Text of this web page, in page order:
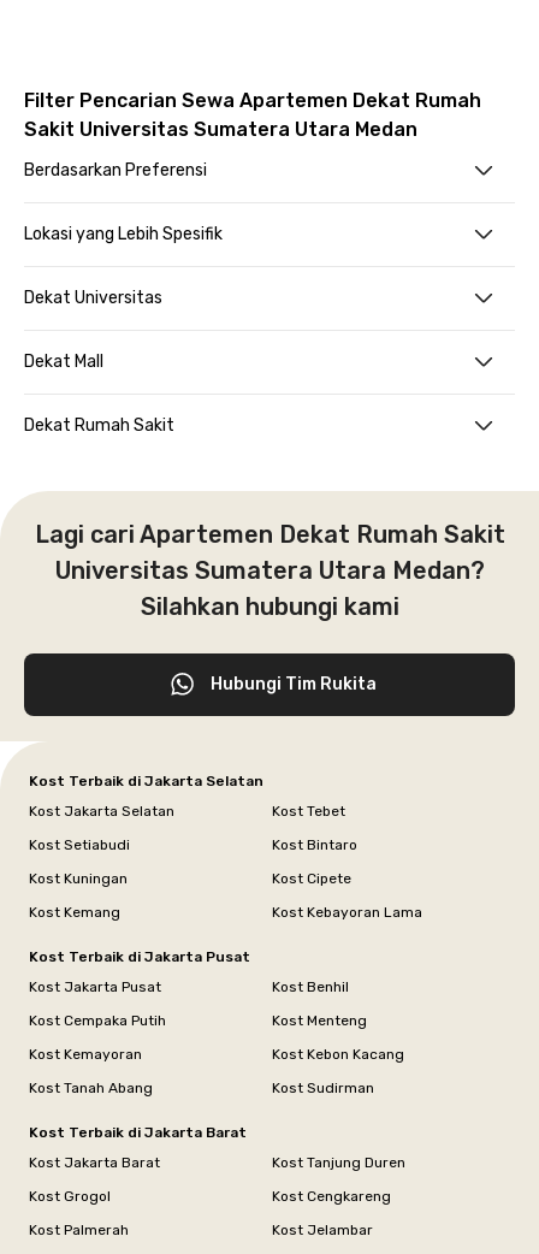
Filter Pencarian Sewa Apartemen Dekat Rumah
Sakit Universitas Sumatera Utara Medan
Berdasarkan Preferensi
Lokasi yang Lebih Spesifik
Dekat Universitas
Dekat Mall
Dekat Rumah Sakit
Lagi cari Apartemen Dekat Rumah Sakit
Universitas Sumatera Utara Medan?
Silahkan hubungi kami
Hubungi Tim Rukita
Kost Terbaik di Jakarta Selatan
Kost Jakarta Selatan
Kost Tebet
Kost Setiabudi
Kost Bintaro
Kost Kuningan
Kost Cipete
Kost Kemang
Kost Kebayoran Lama
Kost Terbaik di Jakarta Pusat
Kost Jakarta Pusat
Kost Benhil
Kost Cempaka Putih
Kost Menteng
Kost Kemayoran
Kost Kebon Kacang
Kost Tanah Abang
Kost Sudirman
Kost Terbaik di Jakarta Barat
Kost Jakarta Barat
Kost Tanjung Duren
Kost Grogol
Kost Cengkareng
Kost Palmerah
Kost Jelambar